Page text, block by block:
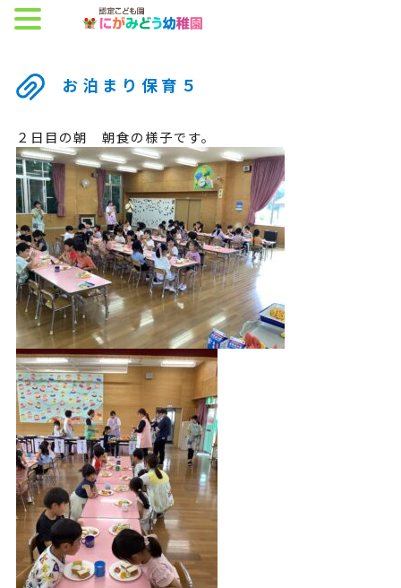
お泊まり保育５
２日目の朝 朝食の様子です。